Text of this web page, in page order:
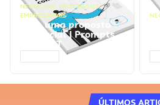
NEGÓCIOS, PROCESSOS
EMPRESARIAIS
Faça uma proposta
comercial | Prompts
ChatGPT
ÚLTIMOS